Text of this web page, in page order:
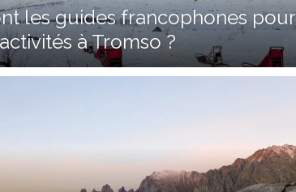
les guides francophones pour
à Tromso ?